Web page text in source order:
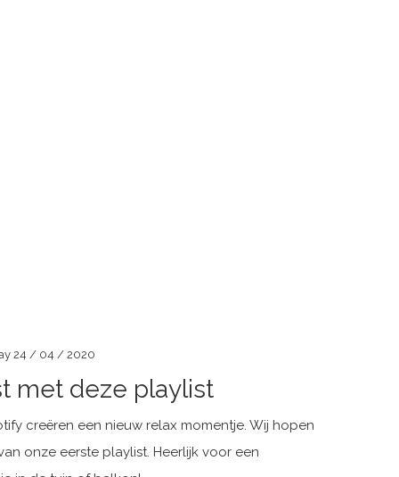
24 / 04 / 2020
met deze playlist
creëren een nieuw relax momentje. Wij hopen
onze eerste playlist. Heerlijk voor een